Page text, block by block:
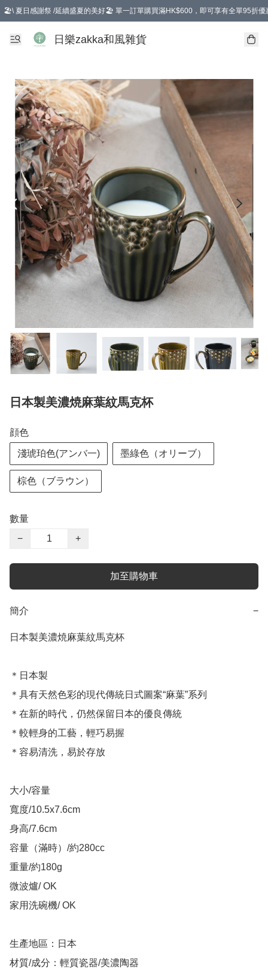
🏖️\ 夏日感謝祭 /延續盛夏的美好🏖️ 單一訂單購買滿HK$600，即可享有全單95折優
選擇GoGoX住宅/工商地址配送，單一訂單消費購物滿HK$680(折扣後），可享有
日樂zakka和風雜貨
日本製美濃焼麻葉紋馬克杯
顔色
淺琥珀色(アンバ一) 墨綠色（オリーブ）
棕色（ブラウン）
數量
−
+
加至購物車
簡介 −
日本製美濃焼麻葉紋馬克杯
＊日本製
＊具有天然色彩的現代傳統日式圖案“麻葉”系列
＊在新的時代，仍然保留日本的優良傳統
＊較輕身的工藝，輕巧易握
＊容易清洗，易於存放
大小/容量
寬度/10.5x7.6cm
身高/7.6cm
容量（滿時）/約280cc
重量/約180g
微波爐/ OK
家用洗碗機/ OK
生產地區：日本
材質/成分：輕質瓷器/美濃陶器